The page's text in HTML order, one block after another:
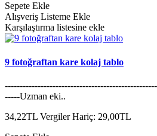
Sepete Ekle
Alışveriş Listeme Ekle
Karşılaştırma listesine ekle
9 fotoğraftan kare kolaj tablo
-----Uzman eki..
34,22TL Vergiler Hariç: 29,00TL